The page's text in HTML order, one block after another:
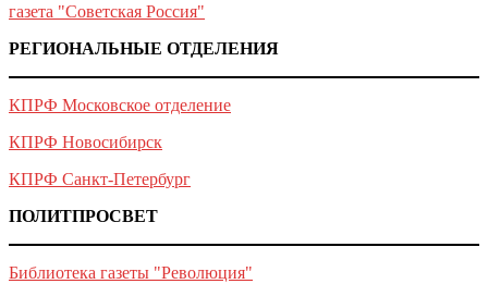
газета "Советская Россия"
РЕГИОНАЛЬНЫЕ ОТДЕЛЕНИЯ
КПРФ Московское отделение
КПРФ Новосибирск
КПРФ Санкт-Петербург
ПОЛИТПРОСВЕТ
Библиотека газеты "Революция"